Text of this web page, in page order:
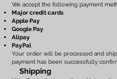
We accept the following payment
Major credit cards
Apple Pay
Google Pay
Alipay
PayPal
Your order will be processed and
payment has been successfully
Shipping